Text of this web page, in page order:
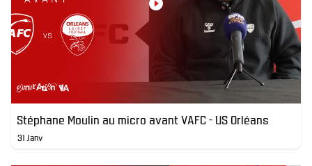
Stéphane Moulin au micro avant VAFC - US Orléans
31 Janv